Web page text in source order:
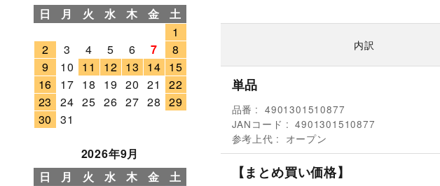
内訳
単品
品番
4901301510877
JANコード
4901301510877
参考上代
オープン
【まとめ買い価格】
日
月 火 水 木 金
土
1
2
3 4 5 6 7
8
9
10 11 12 13 14 15
16
17 18 19 20 21
22
23
24 25 26 27 28 29
30
31
2026年9月
日
月 火 水 木 金
土